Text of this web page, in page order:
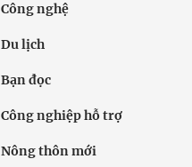
Công nghệ
Du lịch
Bạn đọc
Công nghiệp hỗ trợ
Nông thôn mới